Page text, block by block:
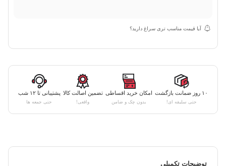
آیا قیمت مناسب تری سراغ دارید؟
۱۰ روز ضمانت بازگشت
حتی سلیقه ای!
امکان خرید اقساطی
بدون چک و ضامن
تضمین اصالت کالا
واقعی!
پشتیبانی تا ۱۲ شب
حتی جمعه ها
توضیحات تکمیلی